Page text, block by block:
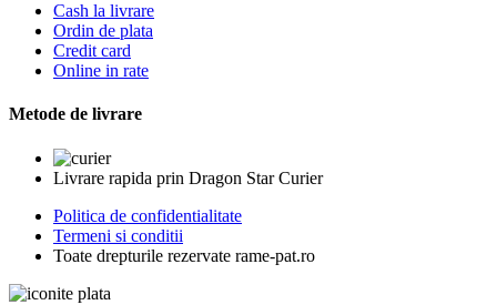
Cash la livrare
Ordin de plata
Credit card
Online in rate
Metode de livrare
Livrare rapida prin Dragon Star Curier
Politica de confidentialitate
Termeni si conditii
Toate drepturile rezervate rame-pat.ro